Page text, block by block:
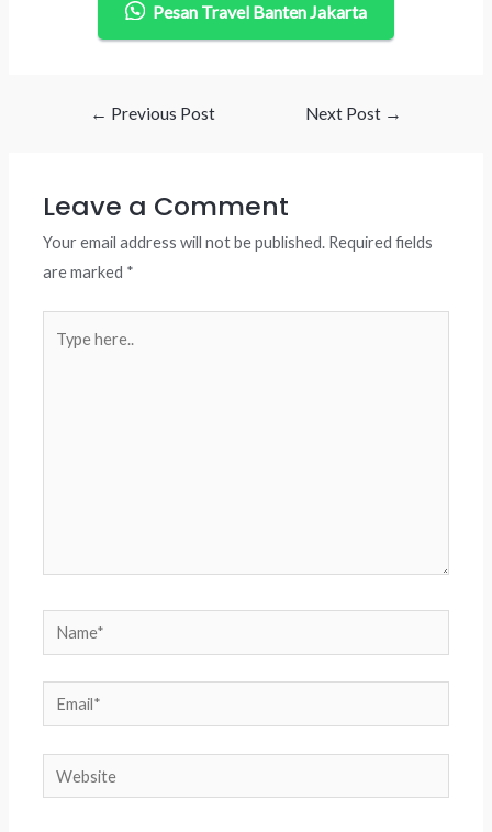
Pesan Travel Banten Jakarta
Post← Previous Post Next Post →
Leave a Comment
Your email address will not be published. Required fields
are marked *
here..
Name*
Email*
Website